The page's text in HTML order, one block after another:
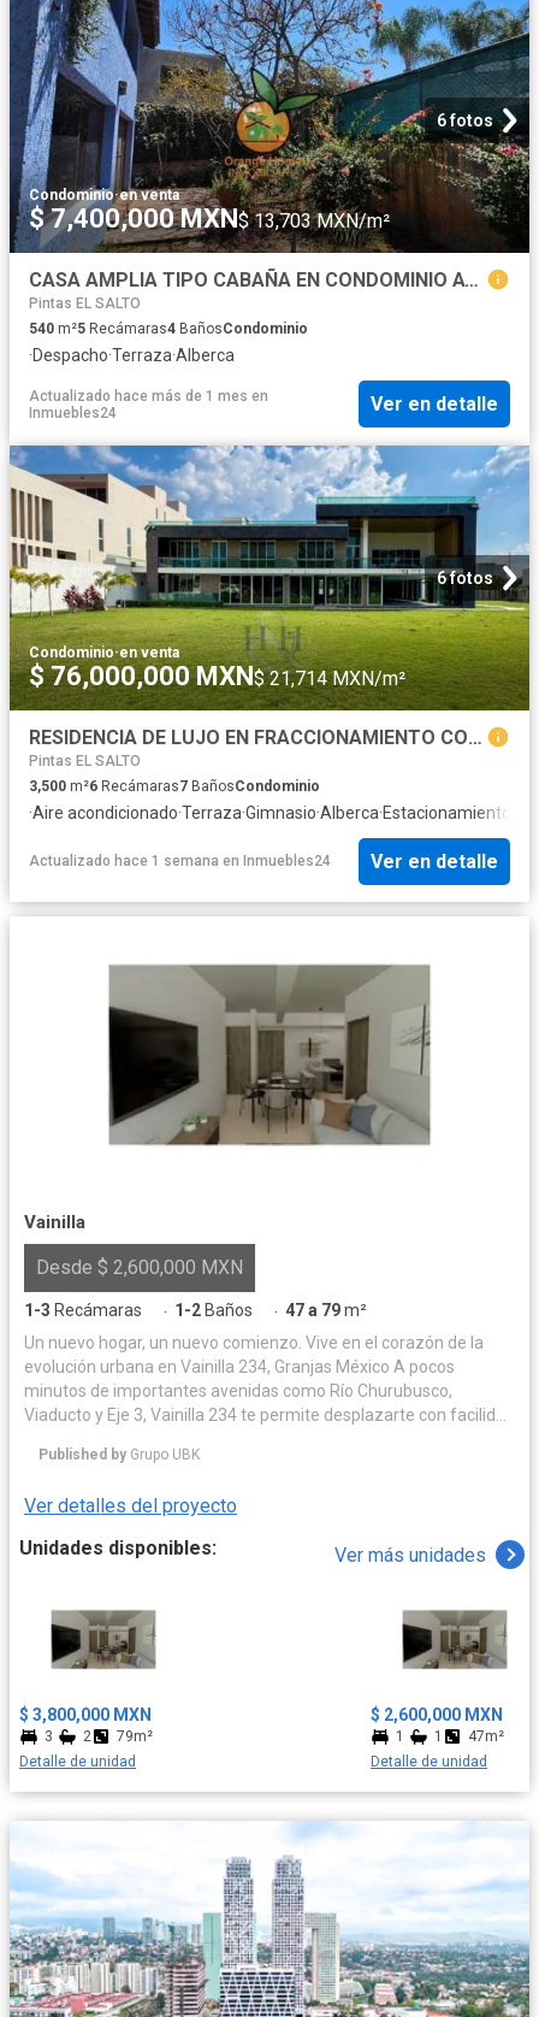
6 fotos
Condominio·en venta
$ 7,400,000 MXN$ 13,703 MXN/m²
CASA AMPLIA TIPO CABAÑA EN CONDOMINIO ATLAS COUNTRY CLUB
Pintas EL SALTO
540 m²5 Recámaras4 BañosCondominio
·Despacho·Terraza·Alberca
Actualizado hace más de 1 mes en
Inmuebles24
Ver en detalle
6 fotos
Condominio·en venta
$ 76,000,000 MXN$ 21,714 MXN/m²
RESIDENCIA DE LUJO EN FRACCIONAMIENTO CON CLUB DE GOLF
Pintas EL SALTO
3,500 m²6 Recámaras7 BañosCondominio
·Aire acondicionado·Terraza·Gimnasio·Alberca·Estacionamiento
Actualizado hace 1 semana en Inmuebles24 Ver en detalle
Vainilla
Desde $ 2,600,000 MXN
1-3 Recámaras · 1-2 Baños · 47 a 79m²
Un nuevo hogar, un nuevo comienzo. Vive en el corazón de la
evolución urbana en Vainilla 234, Granjas México A pocos
minutos de importantes avenidas como Río Churubusco,
Viaducto y Eje 3, Vainilla 234 te permite desplazarte con facilidad
Polanco, Condesa o Santa Fe. Ideal para profesionales que
disposición una amplia variedad de servicios: supermercados,
centros comerciales, parques y hospitales. Además, estarás
cerca del Foro Sol, el Palacio de los Deportes y la Ciudad
mundial.
Published by Grupo UBK
Ver detalles del proyecto
Unidades disponibles:
Ver más unidades
$ 3,800,000 MXN
3 2
79m²
Detalle de unidad
$ 2,600,000 MXN
1 1
47m²
Detalle de unidad